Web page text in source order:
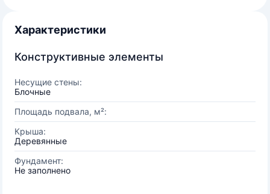
Характеристики
Конструктивные элементы
Несущие стены:
Блочные
Площадь подвала, м²:
Крыша:
Деревянные
Фундамент:
Не заполнено